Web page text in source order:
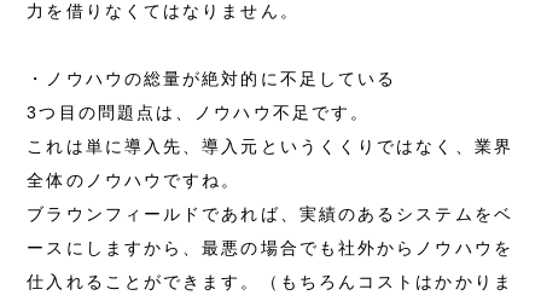
力を借りなくてはなりません。
・ノウハウの総量が絶対的に不足している
3つ目の問題点は、ノウハウ不足です。
これは単に導入先、導入元というくくりではなく、業界
全体のノウハウですね。
ブラウンフィールドであれば、実績のあるシステムをベ
ースにしますから、最悪の場合でも社外からノウハウを
仕入れることができます。（もちろんコストはかかりま